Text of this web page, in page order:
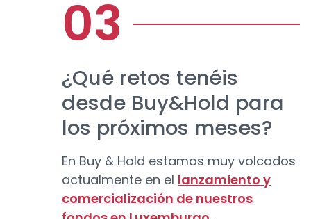
¿Qué retos tenéis
desde Buy&Hold para
los próximos meses?
En Buy & Hold estamos muy volcados
actualmente en el lanzamiento y
comercialización de nuestros